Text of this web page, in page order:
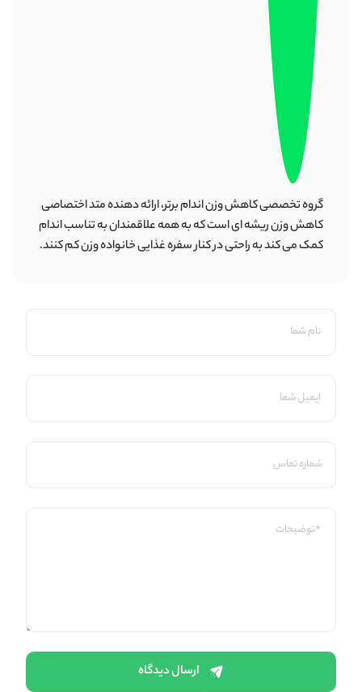
گروه تخصصی کاهش وزن اندام برتر، ارائه دهنده متد اختصاصی
کاهش وزن ریشه ای است که به همه علاقمندان به تناسب اندام
کمک می کند به راحتی در کنار سفره غذایی خانواده وزن کم کنند.
ارسال دیدگاه